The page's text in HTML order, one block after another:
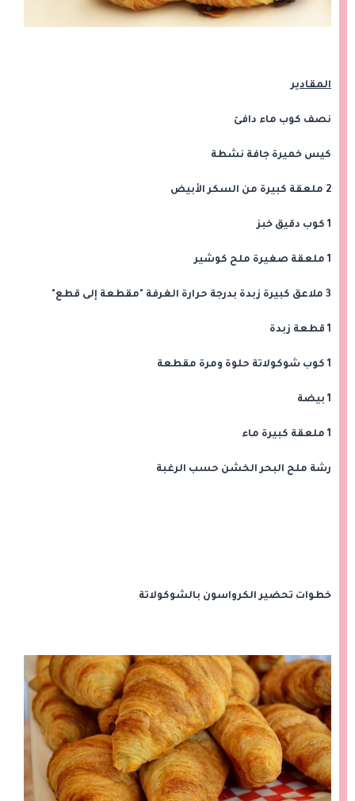
المقادير
نصف كوب ماء دافئ
كيس خميرة جافة نشطة
2 ملعقة كبيرة من السكر الأبيض
1 كوب دقيق خبز
1 ملعقة صغيرة ملح كوشير
3 ملاعق كبيرة زبدة بدرجة حرارة الغرفة "مقطعة إلى قطع"
1 قطعة زبدة
1 كوب شوكولاتة حلوة ومرة ​​مقطعة
1 بيضة
1 ملعقة كبيرة ماء
رشة ملح البحر الخشن حسب الرغبة
خطوات تحضير الكرواسون بالشوكولاتة